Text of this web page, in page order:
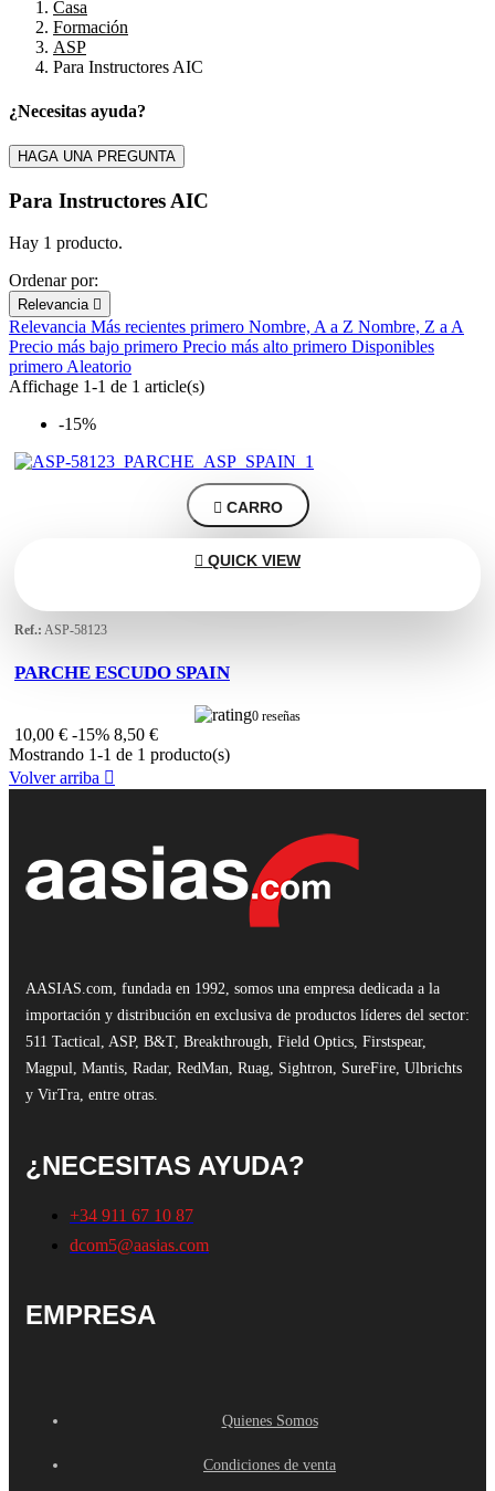
Casa
Formación
ASP
Para Instructores AIC
Clear
Marca
€
En stock
En stock
View products1
¿Necesitas ayuda?
HAGA UNA PREGUNTA
Para Instructores AIC
Hay 1 producto.
Ordenar por:
Relevancia 
Relevancia Más recientes primero Nombre, A a Z Nombre, Z a A
Precio más bajo primero Precio más alto primero Disponibles
primero Aleatorio
Affichage 1-1 de 1 article(s)
-15%
 CARRO
 QUICK VIEW
Ref.: ASP-58123
PARCHE ESCUDO SPAIN
0 reseñas
10,00 € -15% 8,50 €
Mostrando 1-1 de 1 producto(s)
Volver arriba 
AASIAS.com, fundada en 1992, somos una empresa dedicada a la
importación y distribución en exclusiva de productos líderes del sector:
511 Tactical, ASP, B&T, Breakthrough, Field Optics, Firstspear,
Magpul, Mantis, Radar, RedMan, Ruag, Sightron, SureFire, Ulbrichts
y VirTra, entre otras.
¿NECESITAS AYUDA?
+34 911 67 10 87
dcom5@aasias.com
EMPRESA
Quienes Somos
Condiciones de venta